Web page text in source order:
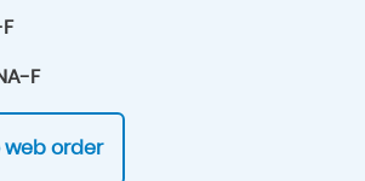
F
web order